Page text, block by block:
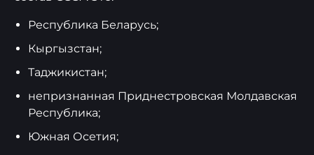
Республика Беларусь;
Кыргызстан;
Таджикистан;
непризнанная Приднестровская Молдавская
Республика;
Южная Осетия;